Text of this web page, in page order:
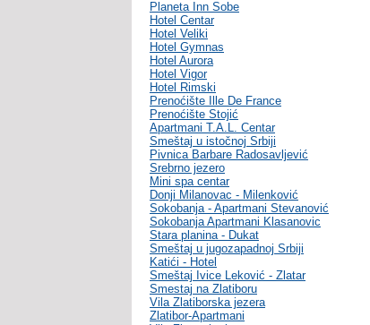
Planeta Inn Sobe
Hotel Centar
Hotel Veliki
Hotel Gymnas
Hotel Aurora
Hotel Vigor
Hotel Rimski
Prenoćište Ille De France
Prenoćište Stojić
Apartmani T.A.L. Centar
Smeštaj u istočnoj Srbiji
Pivnica Barbare Radosavljević
Srebrno jezero
Mini spa centar
Donji Milanovac - Milenković
Sokobanja - Apartmani Stevanović
Sokobanja Apartmani Klasanovic
Stara planina - Dukat
Smeštaj u jugozapadnoj Srbiji
Katići - Hotel
Smeštaj Ivice Leković - Zlatar
Smestaj na Zlatiboru
Vila Zlatiborska jezera
Zlatibor-Apartmani